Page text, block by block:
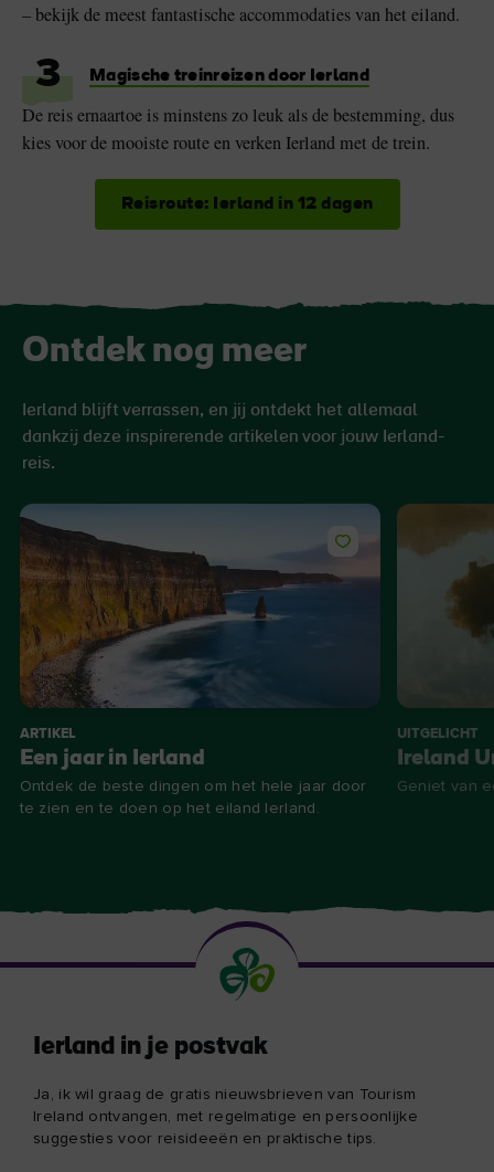
– bekijk de meest fantastische accommodaties van het eiland.
3 Magische treinreizen door Ierland
De reis ernaartoe is minstens zo leuk als de bestemming, dus
kies voor de mooiste route en verken Ierland met de trein.
Reisroute: Ierland in 12 dagen
Ontdek nog meer
Ierland blijft verrassen, en jij ontdekt het allemaal
dankzij deze inspirerende artikelen voor jouw Ierland-
reis.
ARTIKEL
Een jaar in Ierland
Ontdek de beste dingen om het hele jaar door
te zien en te doen op het eiland Ierland.
UITGELICHT
Ireland
Geniet van
Ierland in je postvak
Ja, ik wil graag de gratis nieuwsbrieven van Tourism
Ireland ontvangen, met regelmatige en persoonlijke
suggesties voor reisideeën en praktische tips.